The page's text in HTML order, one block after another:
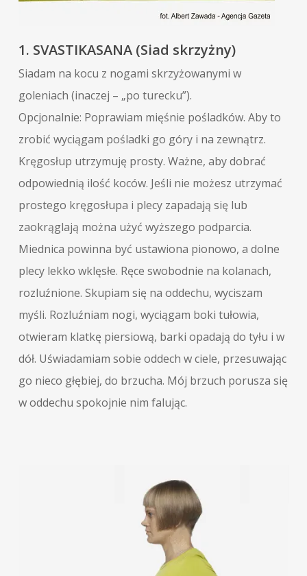
1. SVASTIKASANA (Siad skrzyżny)
Siadam na kocu z nogami skrzyżowanymi w
goleniach (inaczej – „po turecku”).
Opcjonalnie: Poprawiam mięśnie pośladków. Aby to
zrobić wyciągam pośladki go góry i na zewnątrz.
Kręgosłup utrzymuję prosty. Ważne, aby dobrać
odpowiednią ilość koców. Jeśli nie możesz utrzymać
prostego kręgosłupa i plecy zapadają się lub
zaokrąglają można użyć wyższego podparcia.
Miednica powinna być ustawiona pionowo, a dolne
plecy lekko wklęsłe. Ręce swobodnie na kolanach,
rozluźnione. Skupiam się na oddechu, wyciszam
myśli. Rozluźniam nogi, wyciągam boki tułowia,
otwieram klatkę piersiową, barki opadają do tyłu i w
dół. Uświadamiam sobie oddech w ciele, przesuwając
go nieco głębiej, do brzucha. Mój brzuch porusza się
w oddechu spokojnie nim falując.